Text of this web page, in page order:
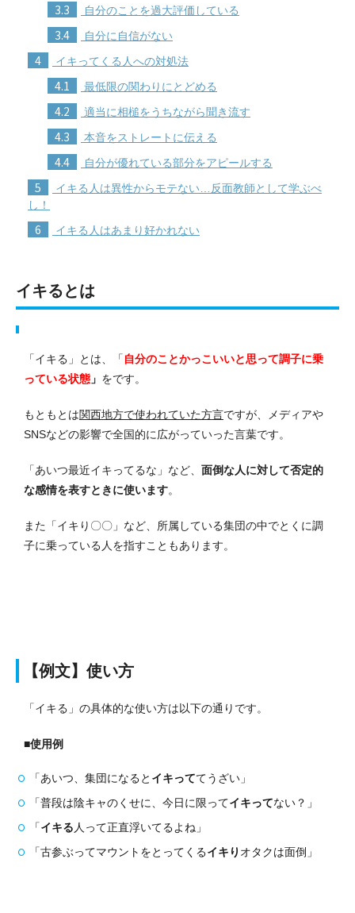
3.3 自分のことを過大評価している
3.4 自分に自信がない
4 イキってくる人への対処法
4.1 最低限の関わりにとどめる
4.2 適当に相槌をうちながら聞き流す
4.3 本音をストレートに伝える
4.4 自分が優れている部分をアピールする
5
イキる人は異性からモテない…反面教師として学ぶべ
し！
6 イキる人はあまり好かれない
イキるとは
「イキる」とは、「 自分のことかっこいいと思って調子に乗
っている状態 」 をです。
もともとは関西地方で使われていた方言ですが、メディアや
SNSなどの影響で全国的に広がっていった言葉です。
「あいつ最近イキってるな」など、 面倒な人に対して否定的
な感情を表すときに使います。
また「イキり〇〇」など、所属している集団の中でとくに調
子に乗っている人を指すこともあります。
【例文】使い方
「イキる」の具体的な使い方は以下の通りです。
■使用例
「あいつ、集団になると イキっててうざい」
「普段は陰キャのくせに、今日に限ってイキってない？」
「イキる 人って正直浮いてるよね」
「古参ぶってマウントをとってくるイキり オタクは面倒」